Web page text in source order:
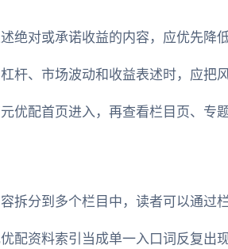
绝对或承诺收益的内容，应优先降低
杆、市场波动和收益表述时，应把
优配首页进入，再查看栏目页、专
拆分到多个栏目中，读者可以通过
配资料索引当成单一入口词反复出